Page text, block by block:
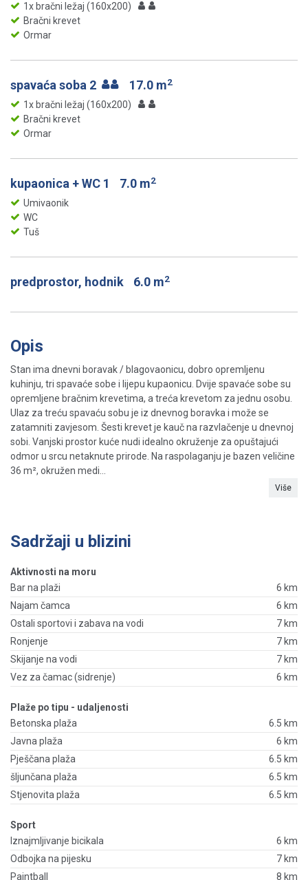
1x bračni ležaj (160x200)
Bračni krevet
Ormar
spavaća soba 2 17.0 m2
1x bračni ležaj (160x200)
Bračni krevet
Ormar
kupaonica + WC 1 7.0 m2
Umivaonik
WC
Tuš
predprostor, hodnik 6.0 m2
Opis
Stan ima dnevni boravak / blagovaonicu, dobro opremljenu
kuhinju, tri spavaće sobe i lijepu kupaonicu. Dvije spavaće sobe su
opremljene bračnim krevetima, a treća krevetom za jednu osobu.
Ulaz za treću spavaću sobu je iz dnevnog boravka i može se
zatamniti zavjesom. Šesti krevet je kauč na razvlačenje u dnevnoj
sobi. Vanjski prostor kuće nudi idealno okruženje za opuštajući
odmor u srcu netaknute prirode. Na raspolaganju je bazen veličine
36 m², okružen medi...
Više
Sadržaji u blizini
Aktivnosti na moru
Bar na plaži
6 km
Najam čamca
6 km
Ostali sportovi i zabava na vodi
7 km
Ronjenje
7 km
Skijanje na vodi
7 km
Vez za čamac (sidrenje)
6 km
Plaže po tipu - udaljenosti
Betonska plaža
6.5 km
Javna plaža
6 km
Pješčana plaža
6.5 km
šljunčana plaža
6.5 km
Stjenovita plaža
6.5 km
Sport
Iznajmljivanje bicikala
6 km
Odbojka na pijesku
7 km
Paintball
8 km